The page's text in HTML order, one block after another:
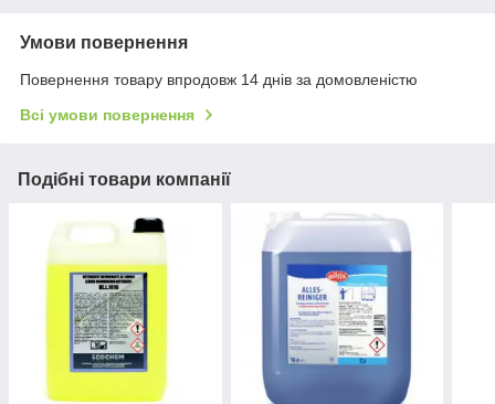
Умови повернення
Повернення товару впродовж 14 днів за домовленістю
Всі умови повернення
Подібні товари компанії